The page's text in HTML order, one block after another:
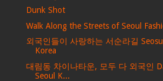
Dunk Shot
Walk Along the Streets of Seoul
외국인들이 사랑하는 서순라길
Korea
대림동 차이나타운, 모두 다 외국인
Seoul K...